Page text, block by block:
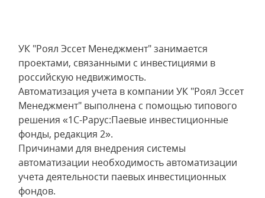
УК "Роял Эссет Менеджмент" занимается
проектами, связанными с инвестициями в
российскую недвижимость.
Автоматизация учета в компании УК "Роял Эссет
Менеджмент" выполнена с помощью типового
решения «1С-Рарус:Паевые инвестиционные
фонды, редакция 2».
Причинами для внедрения системы
автоматизации необходимость автоматизации
учета деятельности паевых инвестиционных
фондов.